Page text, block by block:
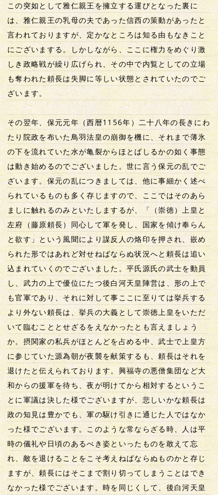
この突如として雅仁親王を擁立する運びとなった裏に
は、雅仁親王の乳母の夫であった信西の策動があったと
言われておりますが、定かなところは知る由もなきこと
にございまする。しかしながら、ここに権力をめぐり激
しき政略戦が繰り広げられ、その中で内覧としての立場
も奪われた頼長は失脚に等しい状態とされていたのでご
ざいます。
その翌年、保元元年（西暦1156年）二十八年の長きにわ
たり院政を布いた鳥羽法皇の崩御を機に、それまで薄氷
の下を流れていた水が亀裂からほとばしるかの如く事態
は動き始めるのでございました。世に言う保元の乱でご
ざいます。保元の乱につきましては、他に事細かく述べ
られているものも多く存じますので、ここではそのあら
ましに触れるのみといたしまするが、「（崇徳）上皇と
左府（藤原頼長）同心して軍を発し、国家を傾け奉らん
と欲す」という風聞により謀反人の烙印を押され、嵌め
られた形ではあれど対せねばならぬ状況へと頼長は追い
込まれていくのでございました。平氏源氏の武士を動員
し、武力の上で優位にたつ後白河天皇陣営は、形の上で
も官軍であり、それに対して事ここに至りては挙兵する
より外ない頼長は、挙兵の大義として崇徳上皇をいただ
いて臨むこととせざるをえなかったとも言えましょう
か。摂関家の私兵がほとんどを占める中、武士で上皇方
に参じていた源為朝が夜襲を献策するも、頼長はそれを
退けたと伝えられております。興福寺の悪僧集団など大
和からの援軍を待ち、夜が明けてから相対するというこ
とに軍議は決した様でございますが、悲しいかな頼長は
政の知見は豊かでも、軍の駆け引きに通じた人ではなか
った様でございます。このような常ならざる時、人は平
時の儀礼や日頃のあるべき姿といったものを敢えて忘
れ、敵を退けることをこそ考えねばならぬものかと存じ
ますが、頼長にはそこまで割り切ってしまうことはでき
なかった様でございます。時を同じくして、後白河天皇